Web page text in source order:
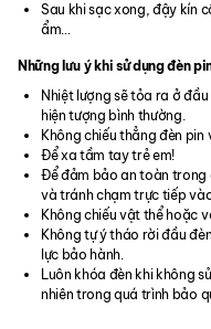
Sau khi sạc xong, đậy kín
ẩm…
Những lưu ý khi sử dụng đèn
Nhiệt lượng sẽ tỏa ra ở
hiện tượng bình thường.
Không chiếu thẳng đèn pin
Để xa tầm tay trẻ em!
Để đảm bảo an toàn trong
và tránh chạm trực tiếp
Không chiếu vật thể hoặc
Không tự ý tháo rời đầu
lực bảo hành.
Luôn khóa đèn khi không
nhiên trong quá trình bảo